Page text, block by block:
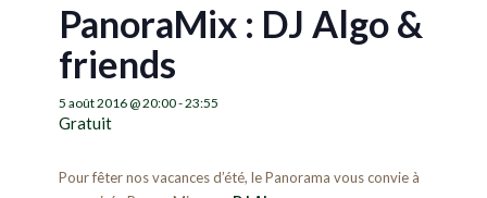
PanoraMix : DJ Algo &
friends
5 août 2016 @ 20:00-23:55
Gratuit
Pour fêter nos vacances d’été, le Panorama vous convie à